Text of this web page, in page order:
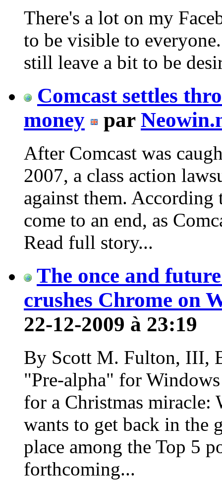
There's a lot on my
to be visible to
still leave a bit to be
Comcast settles
money
par
After Comcast was
2007, a class action
against them.
come to an end, as
Read full story...
The once and
crushes Chrome on
22-12-2009 à 23:19
By Scott M. Fulton, III,
"Pre-alpha" for
for a Christmas miracle:
wants to get back in the
place among the Top 5
forthcoming...